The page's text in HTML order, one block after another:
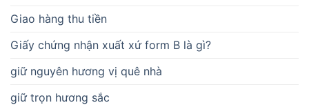
Giao hàng thu tiền
Giấy chứng nhận xuất xứ form B là gì?
giữ nguyên hương vị quê nhà
giữ trọn hương sắc